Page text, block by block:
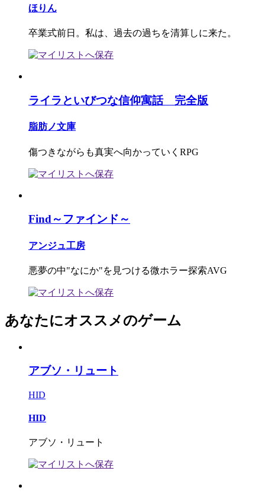
ほりん
卒業式前日。私は、過去の過ちを清算しに来た。
ライラといびつな信仰寓話 完全版
脂肪ノ文庫
傷つきながらも真実へ向かっていくRPG
Find～ファインド～
アンジュ工房
悪夢の中"なにか"を見つける微ホラー探索AVG
あなたにオススメのゲーム
アブソ・リュート
HID
HID
アブソ・リュート